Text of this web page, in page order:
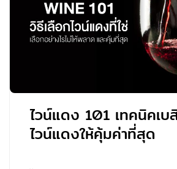
ไวน์แดง 101 เทคนิคเบ
ไวน์แดงให้คุ้มค่าที่สุด